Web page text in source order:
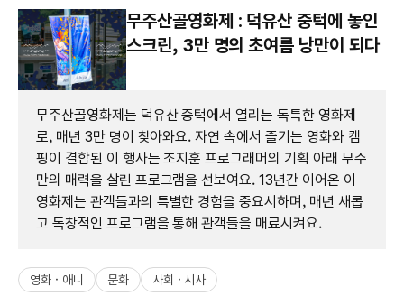
무주산골영화제 : 덕유산 중턱에 놓인
스크린, 3만 명의 초여름 낭만이 되다
무주산골영화제는 덕유산 중턱에서 열리는 독특한 영화제
로, 매년 3만 명이 찾아와요. 자연 속에서 즐기는 영화와 캠
핑이 결합된 이 행사는 조지훈 프로그래머의 기획 아래 무주
만의 매력을 살린 프로그램을 선보여요. 13년간 이어온 이
영화제는 관객들과의 특별한 경험을 중요시하며, 매년 새롭
고 독창적인 프로그램을 통해 관객들을 매료시켜요.
영화 · 애니 문화 사회 · 시사